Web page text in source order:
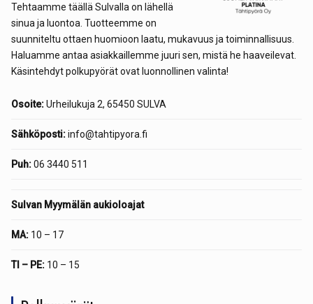
Tehtaamme täällä Sulvalla on lähellä
sinua ja luontoa. Tuotteemme on
suunniteltu ottaen huomioon laatu, mukavuus ja toiminnallisuus.
Haluamme antaa asiakkaillemme juuri sen, mistä he haaveilevat.
Käsintehdyt polkupyörät ovat luonnollinen valinta!
Osoite:Urheilukuja 2, 65450 SULVA
Sähköposti:info@tahtipyora.fi
Puh:06 3440 511
Sulvan Myymälän aukioloajat
MA: 10 – 17
TI – PE: 10 – 15